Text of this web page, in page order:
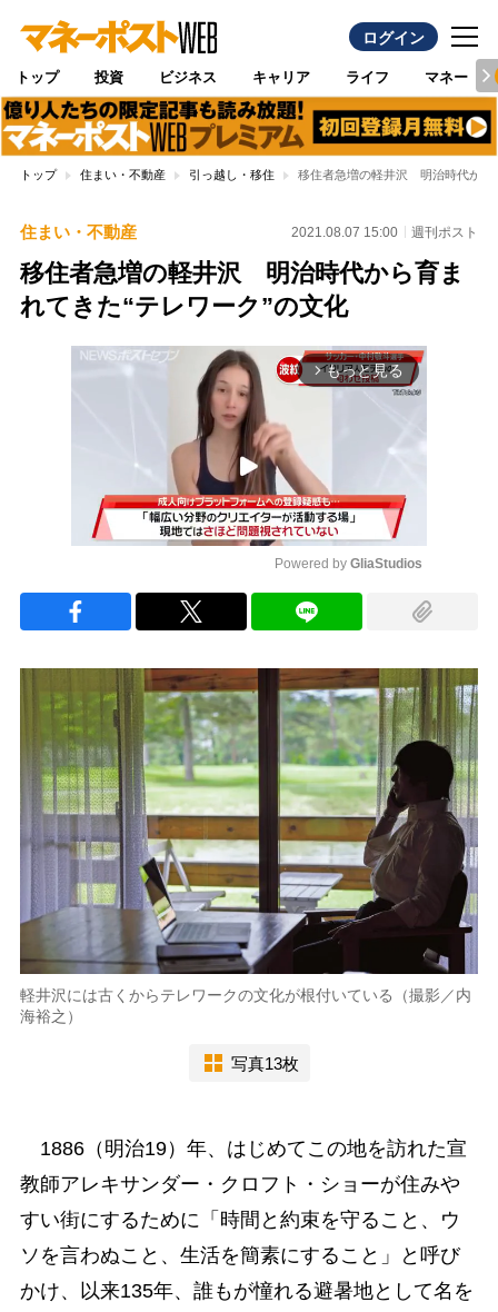
ログイン
トップ 投資 ビジネス キャリア ライフ マネー
トップ 住まい・不動産 引っ越し・移住 移住者急増の軽井沢 明治時代から
住まい・不動産 2021.08.07 15:00 週刊ポスト
移住者急増の軽井沢 明治時代から育ま
れてきた“テレワーク”の文化
arrow_forward_ios もっと見る
Powered by GliaStudios
軽井沢には古くからテレワークの文化が根付いている（撮影／内
海裕之）
写真13枚
1886（明治19）年、はじめてこの地を訪れた宣
教師アレキサンダー・クロフト・ショーが住みや
すい街にするために「時間と約束を守ること、ウ
ソを言わぬこと、生活を簡素にすること」と呼び
かけ、以来135年、誰もが憧れる避暑地として名を